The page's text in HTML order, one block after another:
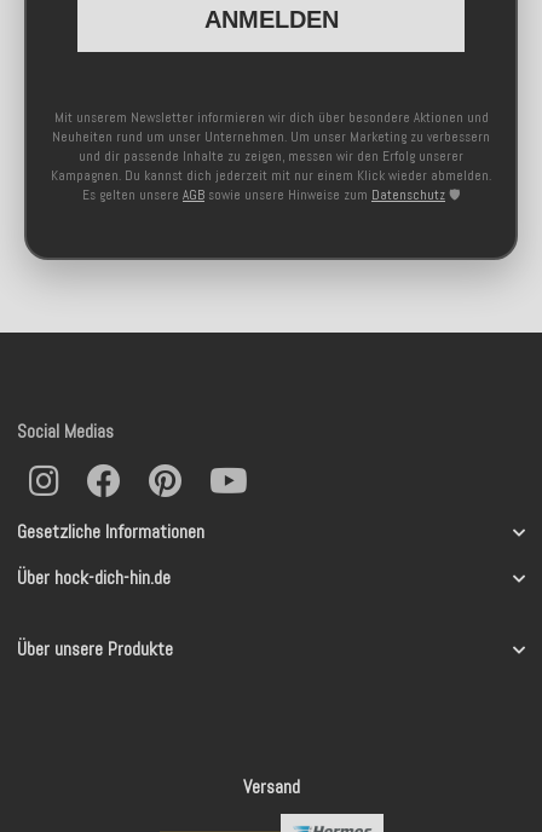
ANMELDEN
Mit unserem Newsletter informieren wir dich über besondere Aktionen und
Neuheiten rund um unser Unternehmen. Um unser Marketing zu verbessern
und dir passende Inhalte zu zeigen, messen wir den Erfolg unserer
Kampagnen. Du kannst dich jederzeit mit nur einem Klick wieder abmelden.
Es gelten unsere AGB sowie unsere Hinweise zum Datenschutz 🛡️
Gesetzliche Informationen
Über hock-dich-hin.de
Über unsere Produkte
Social Medias
Versand